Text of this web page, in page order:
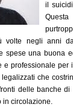
il
volte negli anni
spese una buona
e professionale per
che
delle banche di
in circolazione.